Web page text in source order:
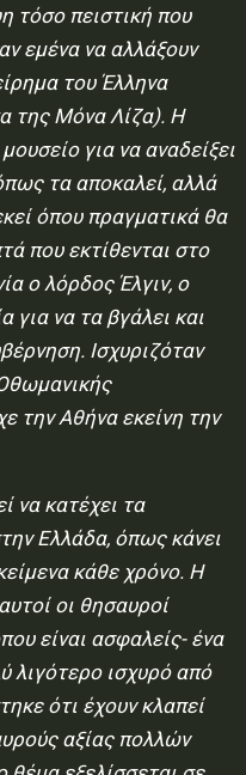
τόσο πειστική που
εμένα να αλλάξουν
του Έλληνα
της Μόνα Λίζα). Η
για να αναδείξει
τα αποκαλεί, αλλά
όπου πραγματικά θα
που εκτίθενται στο
ο λόρδος Έλγιν, ο
για να τα βγάλει και
Ισχυριζόταν
την Αθήνα εκείνη την
να κατέχει τα
Ελλάδα, όπως κάνει
κάθε χρόνο. Η
οι θησαυροί
είναι ασφαλείς- ένα
λιγότερο ισχυρό από
ότι έχουν κλαπεί
αξίας πολλών